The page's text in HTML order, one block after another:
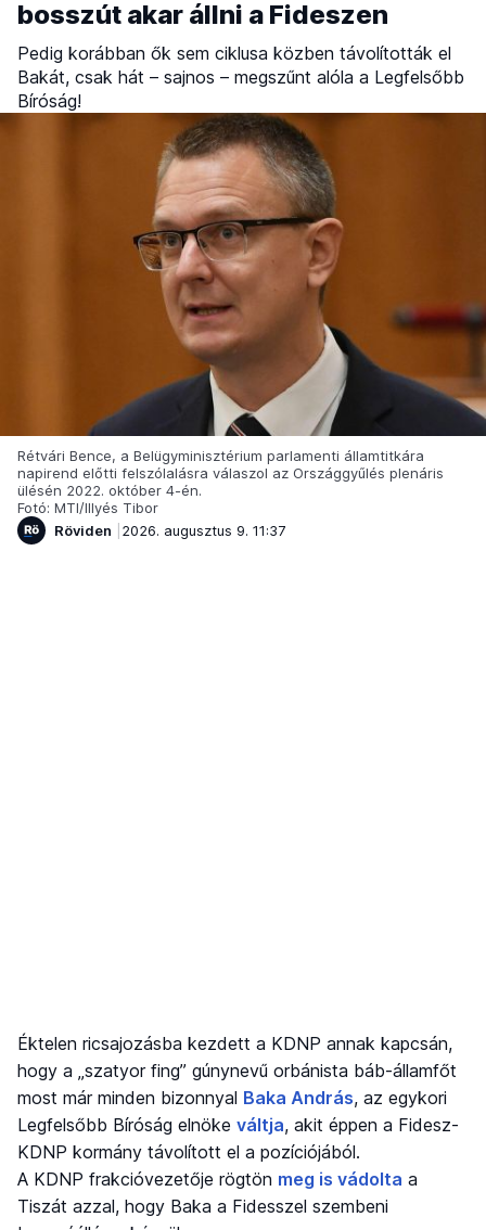
bosszút akar állni a Fideszen
Pedig korábban ők sem ciklusa közben távolították el
Bakát, csak hát – sajnos – megszűnt alóla a Legfelsőbb
Bíróság!
Rétvári Bence, a Belügyminisztérium parlamenti államtitkára
napirend előtti felszólalásra válaszol az Országgyűlés plenáris
ülésén 2022. október 4-én.
Fotó: MTI/Illyés Tibor
Röviden
2026. augusztus 9. 11:37
Éktelen ricsajozásba kezdett a KDNP annak kapcsán,
hogy a „szatyor fing” gúnynevű orbánista báb-államfőt
most már minden bizonnyal Baka András, az egykori
Legfelsőbb Bíróság elnöke váltja, akit éppen a Fidesz-
KDNP kormány távolított el a pozíciójából.
A KDNP frakcióvezetője rögtön meg is vádolta a
Tiszát azzal, hogy Baka a Fidesszel szembeni